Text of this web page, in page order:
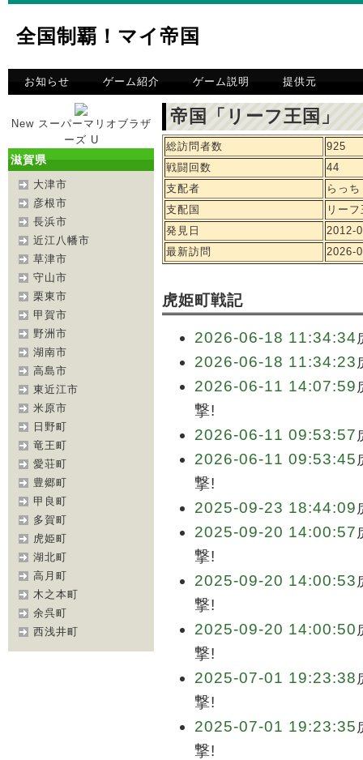
全国制覇！マイ帝国
お知らせ ゲーム紹介 ゲーム説明 提供元
New スーパーマリオブラザ
ーズ U
滋賀県
大津市
彦根市
長浜市
近江八幡市
草津市
守山市
栗東市
甲賀市
野洲市
湖南市
高島市
東近江市
米原市
日野町
竜王町
愛荘町
豊郷町
甲良町
多賀町
虎姫町
湖北町
高月町
木之本町
余呉町
西浅井町
帝国「リーフ王国」
総訪問者数
925
戦闘回数
44
支配者
らっち
支配国
リー
発見日
2012-
最新訪問
2026-
虎姫町戦記
2026-06-18 11:34:34
2026-06-18 11:34:23
2026-06-11 14:07:59
撃!
2026-06-11 09:53:57
2026-06-11 09:53:45
撃!
2025-09-23 18:44:09
2025-09-20 14:00:57
撃!
2025-09-20 14:00:53
撃!
2025-09-20 14:00:50
撃!
2025-07-01 19:23:38
撃!
2025-07-01 19:23:35
撃!